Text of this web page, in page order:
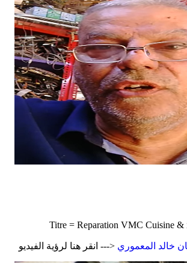
Titre = Reparation VMC Cuisine &
خالد المعموري <--- انقر هنا لرؤية الفيديو